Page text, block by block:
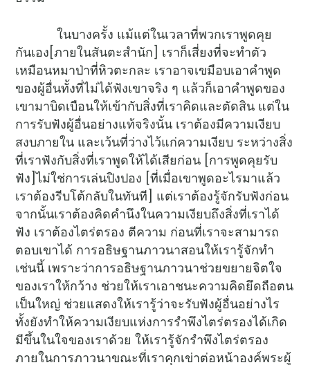
ในบางครั้ง แม้แต่ในเวลาที่พวกเราพูดคุย
กันเอง[ภายในสันตะสำนัก] เราก็เสี่ยงที่จะทำตัว
เหมือนหมาป่าที่หิวตะกละ เราอาจเขมือบเอาคำพูด
ของผู้อื่นทั้งที่ไม่ได้ฟังเขาจริง ๆ แล้วก็เอาคำพูดของ
เขามาบิดเบือนให้เข้ากับสิ่งที่เราคิดและตัดสิน แต่ใน
การรับฟังผู้อื่นอย่างแท้จริงนั้น เราต้องมีความเงียบ
สงบภายใน และเว้นที่ว่างไว้แก่ความเงียบ ระหว่างสิ่ง
ที่เราฟังกับสิ่งที่เราพูดให้ได้เสียก่อน [การพูดคุยรับ
ฟัง]ไม่ใช่การเล่นปิงปอง [ที่เมื่อเขาพูดอะไรมาแล้ว
เราต้องรีบโต้กลับในทันที] แต่เราต้องรู้จักรับฟังก่อน
จากนั้นเราต้องคิดคำนึงในความเงียบถึงสิ่งที่เราได้
ฟัง เราต้องไตร่ตรอง ตีความ ก่อนที่เราจะสามารถ
ตอบเขาได้ การอธิษฐานภาวนาสอนให้เรารู้จักทำ
เช่นนี้ เพราะว่าการอธิษฐานภาวนาช่วยขยายจิตใจ
ของเราให้กว้าง ช่วยให้เราเอาชนะความคิดยึดถือตน
เป็นใหญ่ ช่วยแสดงให้เรารู้ว่าจะรับฟังผู้อื่นอย่างไร
ทั้งยังทำให้ความเงียบแห่งการรำพึงไตร่ตรองได้เกิด
มีขึ้นในใจของเราด้วย ให้เรารู้จักรำพึงไตร่ตรอง
ภายในการภาวนาขณะที่เราคุกเข่าต่อหน้าองค์พระผู้